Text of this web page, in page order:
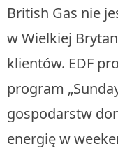
British Gas nie
w Wielkiej
klientów. EDF
program
gospodarstw
energię w